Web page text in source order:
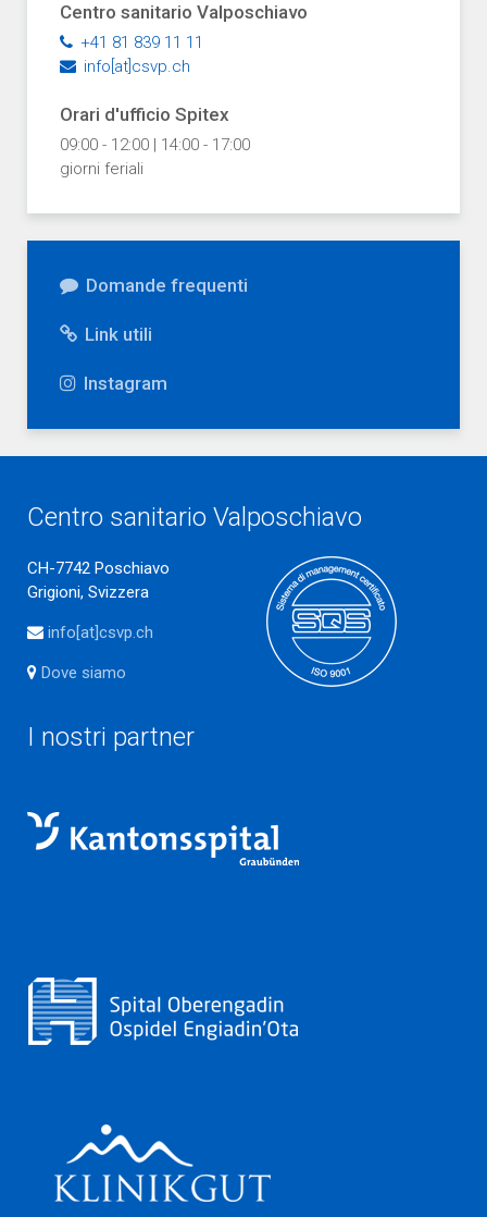
Centro sanitario Valposchiavo
+41 81 839 11 11
info[at]csvp.ch
Orari d'ufficio Spitex
09:00 - 12:00 | 14:00 - 17:00
giorni feriali
Domande frequenti
Link utili
Instagram
Centro sanitario Valposchiavo
CH-7742 Poschiavo
Grigioni, Svizzera
info[at]csvp.ch
Dove siamo
I nostri partner